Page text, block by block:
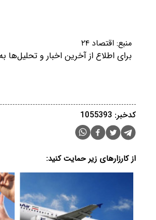
منبع: اقتصاد ۲۴
برای اطلاع از آخرین اخبار و تحلیل‌ها
کدخبر: 1055393
از کارزارهای زیر حمایت کنید: